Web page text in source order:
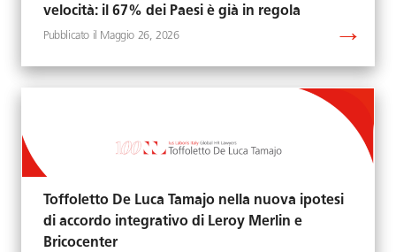
velocità: il 67% dei Paesi è già in regola
Maggio 26, 2026
Toffoletto De Luca Tamajo nella nuova ipotesi
di accordo integrativo di Leroy Merlin e
Bricocenter